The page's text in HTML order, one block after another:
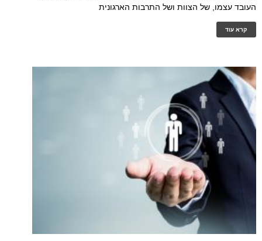
העובד עצמו, של הצוות ושל התרבות הארגונית
קרא עוד